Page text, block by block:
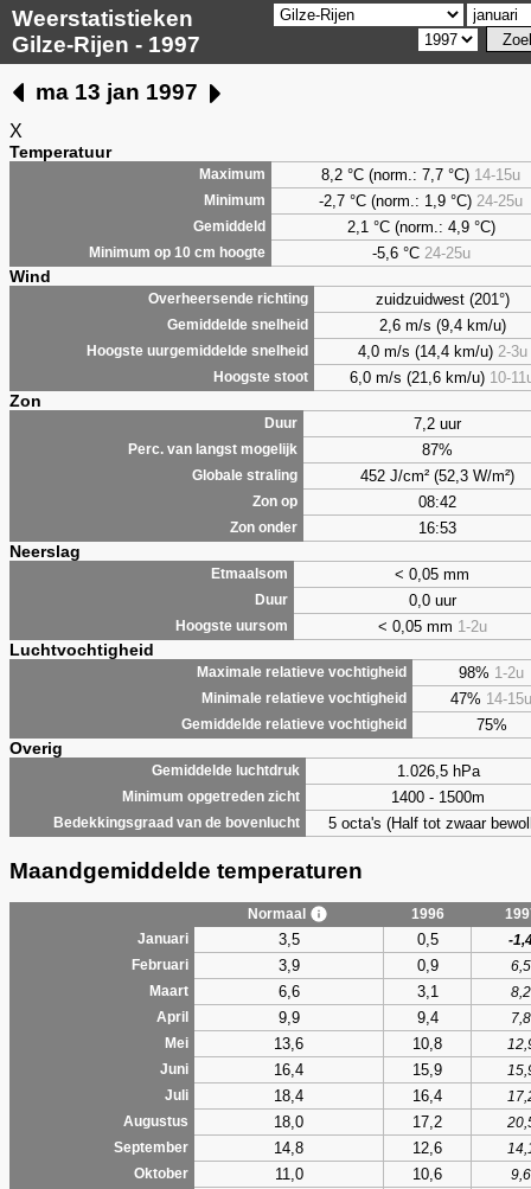
Weerstatistieken
Gilze-Rijen - 1997
ma 13 jan 1997
X
Temperatuur
Maximum 8,2 °C (norm.: 7,7 °C) 14-15u
Minimum -2,7 °C (norm.: 1,9 °C) 24-25u
Gemiddeld 2,1 °C (norm.: 4,9 °C)
Minimum op 10 cm hoogte -5,6 °C 24-25u
Wind
Overheersende richting zuidzuidwest (201°)
Gemiddelde snelheid 2,6 m/s (9,4 km/u)
Hoogste uurgemiddelde snelheid 4,0 m/s (14,4 km/u) 2-3u
Hoogste stoot 6,0 m/s (21,6 km/u) 10-
Zon
Duur 7,2 uur
Perc. van langst mogelijk 87%
Globale straling 452 J/cm² (52,3 W/m²)
Zon op 08:42
Zon onder 16:53
Neerslag
Etmaalsom < 0,05 mm
Duur 0,0 uur
Hoogste uursom < 0,05 mm 1-2u
Luchtvochtigheid
Maximale relatieve vochtigheid 98% 1-2u
Minimale relatieve vochtigheid 47% 14-15u
Gemiddelde relatieve vochtigheid 75%
Overig
Gemiddelde luchtdruk 1.026,5 hPa
Minimum opgetreden zicht 1400 - 1500m
Bedekkingsgraad van de bovenlucht 5 octa's (Half tot zwaar
Maandgemiddelde temperaturen
Normaal 1996
Januari
3,5 0,5
-
Februari
3,9 0,9
6,5
Maart
6,6 3,1
8,2
April
9,9 9,4
7,8
Mei
13,6 10,8
Juni
16,4 15,9
Juli
18,4 16,4
Augustus
18,0 17,2
September
14,8 12,6
Oktober
11,0 10,6
9,6